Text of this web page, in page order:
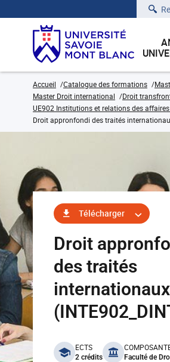
Accueil Catalogue des formations
Master Droit international
Droit
UE902 Institutions et relations des
Droit appronfondi des traités
Télécharger
Droit
des traités
internationaux
benefits
ECTS
2 crédits Faculté de